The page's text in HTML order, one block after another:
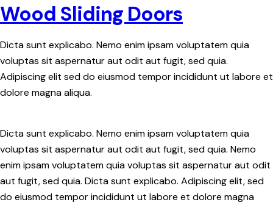
Wood Sliding Doors
Dicta sunt explicabo. Nemo enim ipsam voluptatem quia
voluptas sit aspernatur aut odit aut fugit, sed quia.
Adipiscing elit sed do eiusmod tempor incididunt ut labore et
dolore magna aliqua.
Dicta sunt explicabo. Nemo enim ipsam voluptatem quia
voluptas sit aspernatur aut odit aut fugit, sed quia. Nemo
enim ipsam voluptatem quia voluptas sit aspernatur aut odit
aut fugit, sed quia. Dicta sunt explicabo. Adipiscing elit, sed
do eiusmod tempor incididunt ut labore et dolore magna